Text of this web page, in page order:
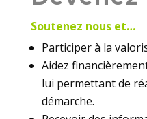
Soutenez nous et…
Participer à la
Aidez
lui permettant de
démarche.